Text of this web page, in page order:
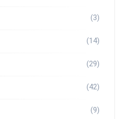
(3)
(14)
(29)
(42)
(9)